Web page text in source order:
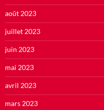
août 2023
juillet 2023
juin 2023
mai 2023
avril 2023
mars 2023